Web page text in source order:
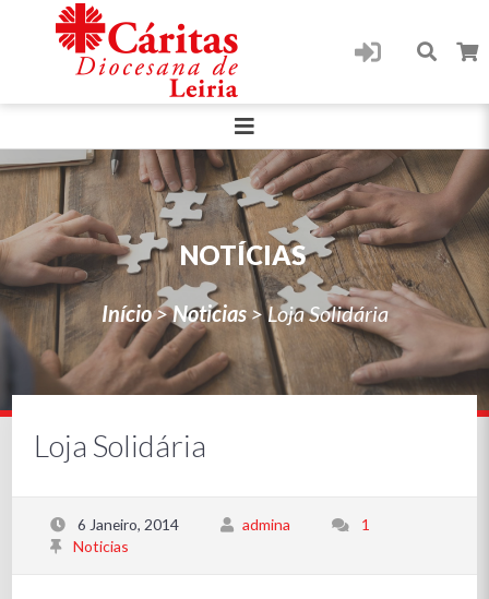
NOTÍCIAS
Início>Noticias >Loja Solidária
Loja Solidária
6 Janeiro, 2014 admina
1
Noticias